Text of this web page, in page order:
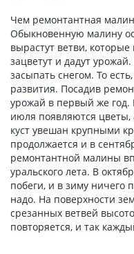
Чем ремонтантная
Обыкновенную малину
вырастут ветви,
зацветут и дадут
засыпать снегом. То
развития. Посадив
урожай в первый же год.
июля появляются цветы,
куст увешан крупными
продолжается и в
ремонтантной малины
уральского лета. В
побеги, и в зиму ничего
надо. На поверхности
срезанных ветвей
повторяется, и так